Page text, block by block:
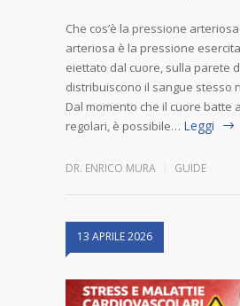
Che cos’è la pressione
arteriosa è la pressione
eiettato dal cuore, sulla parete
distribuiscono il sangue stesso
Dal momento che il cuore batte
regolari, è possibile… Leggi
DR. ENRICO MURA GUIDE
13 APRILE 2026